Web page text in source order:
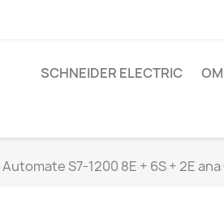
SCHNEIDER ELECTRIC
Automate S7-1200 8E + 6S + 2E